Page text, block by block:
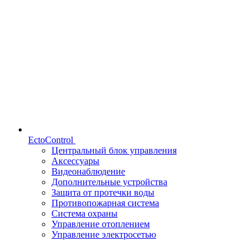
EctoControl
Центральный блок управления
Аксессуары
Видеонаблюдение
Дополнительные устройства
Защита от протечки воды
Противопожарная система
Система охраны
Управление отоплением
Управление электросетью